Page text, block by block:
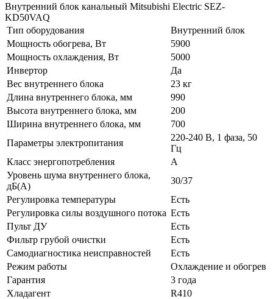
Внутренний блок канальный Mitsubishi Electric SEZ-
KD50VAQ
Тип оборудования
Внутренний блок
Мощность обогрева, Вт
5900
Мощность охлаждения, Вт
5000
Инвертор
Да
Вес внутреннего блока
23 кг
Длина внутреннего блока, мм
990
Высота внутреннего блока, мм
200
Ширина внутреннего блока, мм
700
Параметры электропитания
220-240 В, 1 фаза, 50
Гц
Класс энергопотребления
A
Уровень шума внутреннего блока,
дБ(А)
30/37
Регулировка температуры
Есть
Регулировка силы воздушного потока Есть
Пульт ДУ
Есть
Фильтр грубой очистки
Есть
Самодиагностика неисправностей
Есть
Режим работы
Охлаждение и обогрев
Гарантия
3 года
Хладагент
R410